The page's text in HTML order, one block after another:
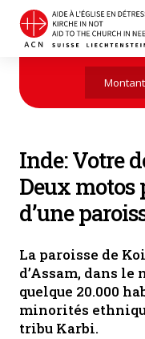
Inde
Inde: Votre
Deux motos
d’une
La paroisse de
d’Assam, dans le
quelque 20.000
minorités
tribu Karbi.